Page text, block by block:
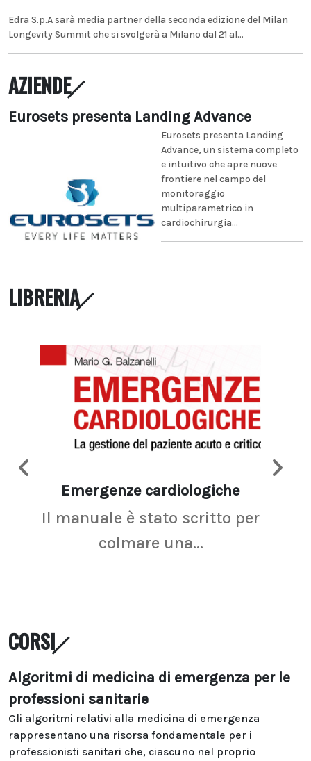
Edra S.p.A sarà media partner della seconda edizione del Milan
Longevity Summit che si svolgerà a Milano dal 21 al...
AZIENDE
Eurosets presenta Landing Advance
Eurosets presenta Landing
Advance, un sistema completo
e intuitivo che apre nuove
frontiere nel campo del
monitoraggio
multiparametrico in
cardiochirurgia...
LIBRERIA
Emergenze cardiologiche
Il manuale è stato scritto per
colmare una...
CORSI
Algoritmi di medicina di emergenza per le
professioni sanitarie
Gli algoritmi relativi alla medicina di emergenza
rappresentano una risorsa fondamentale per i
professionisti sanitari che, ciascuno nel proprio